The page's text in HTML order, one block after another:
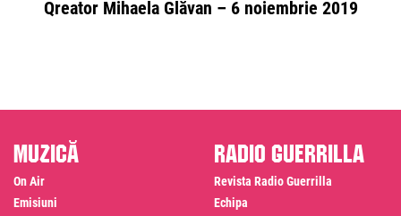
Qreator Mihaela Glăvan – 6 noiembrie 2019
Muzică
On Air
Emisiuni
Radio Guerrilla
Revista Radio Guerrilla
Echipa